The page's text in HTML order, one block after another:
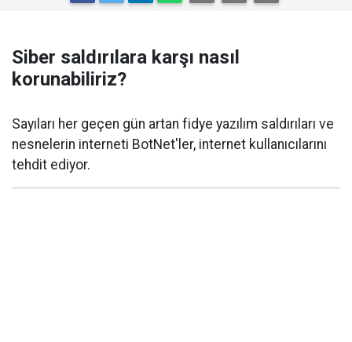
Siber saldırılara karşı nasıl
korunabiliriz?
Sayıları her geçen gün artan fidye yazılım saldırıları ve
nesnelerin interneti BotNet'ler, internet kullanıcılarını
tehdit ediyor.